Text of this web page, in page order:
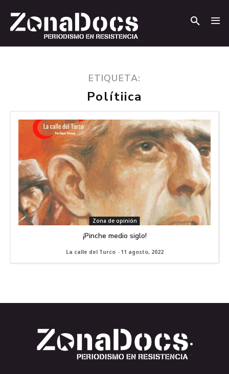
ETIQUETA:
Polítiica
Zona de opinión
¡Pinche medio siglo!
La calle del Turco - 11 agosto, 2022
.
.